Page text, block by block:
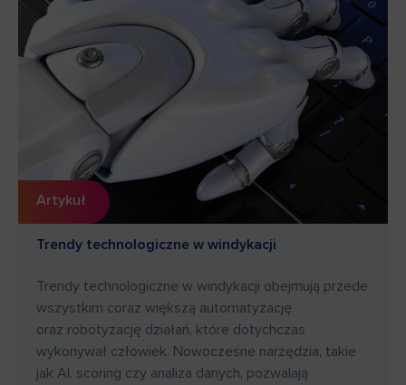
Artykuł
Trendy technologiczne w windykacji
Trendy technologiczne w windykacji obejmują przede
wszystkim coraz większą automatyzację
oraz robotyzację działań, które dotychczas
wykonywał człowiek. Nowoczesne narzędzia, takie
jak Al, scoring czy analiza danych, pozwalają